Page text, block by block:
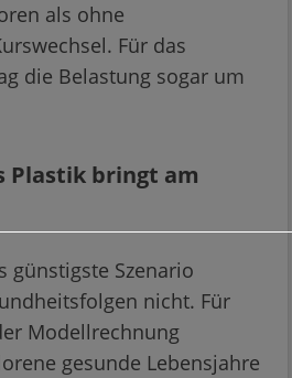
als ohne
Für das
die Belastung sogar um
Plastik bringt am
günstigste Szenario
nicht. Für
Modellrechnung
gesunde Lebensjahre